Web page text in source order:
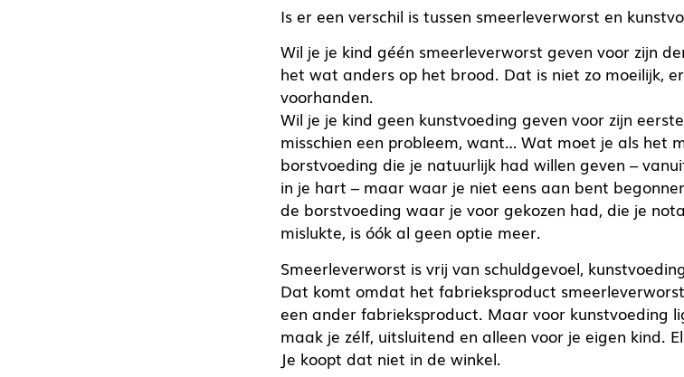
Is er een verschil is tussen smeerleverworst en
Wil je je kind géén smeerleverworst geven voor zijn
het wat anders op het brood. Dat is niet zo moeilijk,
voorhanden.
Wil je je kind geen kunstvoeding geven voor zijn
misschien een probleem, want… Wat moet je als het
borstvoeding die je natuurlijk had willen geven –
in je hart – maar waar je niet eens aan bent
de borstvoeding waar je voor gekozen had, die je
mislukte, is óók al geen optie meer.
Smeerleverworst is vrij van schuldgevoel,
Dat komt omdat het fabrieksproduct
een ander fabrieksproduct. Maar voor kunstvoeding
maak je zélf, uitsluitend en alleen voor je eigen kind.
Je koopt dat niet in de winkel.